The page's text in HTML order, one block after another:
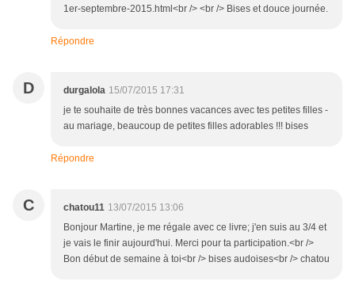
1er-septembre-2015.html<br /> <br /> Bises et douce journée.
Répondre
D durgalola 15/07/2015 17:31
je te souhaite de très bonnes vacances avec tes petites filles -
au mariage, beaucoup de petites filles adorables !!! bises
Répondre
C chatou11 13/07/2015 13:06
Bonjour Martine, je me régale avec ce livre; j'en suis au 3/4 et
je vais le finir aujourd'hui. Merci pour ta participation.<br />
Bon début de semaine à toi<br /> bises audoises<br /> chatou